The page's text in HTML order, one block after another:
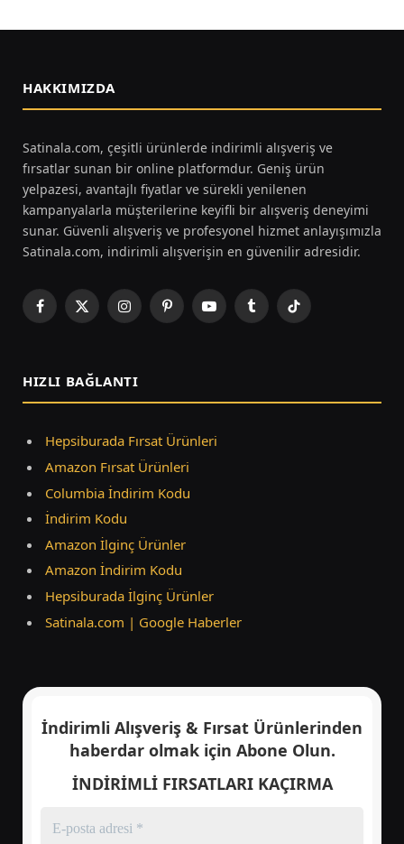
HAKKIMIZDA
Satinala.com, çeşitli ürünlerde indirimli alışveriş ve
fırsatlar sunan bir online platformdur. Geniş ürün
yelpazesi, avantajlı fiyatlar ve sürekli yenilenen
kampanyalarla müşterilerine keyifli bir alışveriş deneyimi
sunar. Güvenli alışveriş ve profesyonel hizmet anlayışımızla
Satinala.com, indirimli alışverişin en güvenilir adresidir.
Facebook
X
InstagramPinterestYouTubeTumblrTikTok
HIZLI BAĞLANTI
Hepsiburada Fırsat Ürünleri
Amazon Fırsat Ürünleri
Columbia İndirim Kodu
İndirim Kodu
Amazon İlginç Ürünler
Amazon İndirim Kodu
Hepsiburada İlginç Ürünler
Satinala.com | Google Haberler
İndirimli Alışveriş & Fırsat Ürünlerinden
haberdar olmak için Abone Olun.
İNDİRİMLİ FIRSATLARI KAÇIRMA